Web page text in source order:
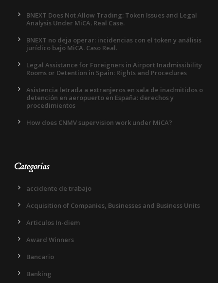
BNEXT Does Not Allow Trading: Token Issues and Legal
Analysis Under MiCA. Real Case.
BNEXT no deja operar: incidencias con el token y análisis
jurídico bajo MiCA. Caso Real.
Legal Assistance for Foreigners in Airport Inadmissibility
Rooms or Detention in Spain: Rights and Procedures
Asistencia letrada a extranjeros en sala de inadmitidos o
detención en aeropuerto en España: derechos y
procedimientos
How does CNMV supervision work under MiCA?
Categorias
accidente de trabajo
Acquisition of Companies, Businesses and Business Units
Articulos In-diem
Award Winners
Bancario
Banking